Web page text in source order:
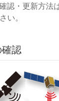
認・更新方法
い。
認